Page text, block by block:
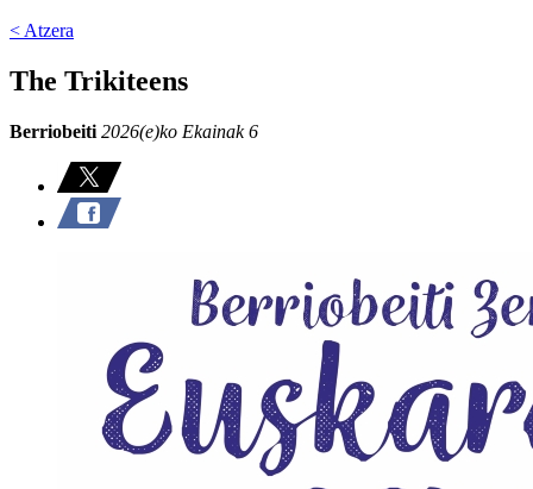
< Atzera
The Trikiteens
Berriobeiti 2026(e)ko Ekainak 6